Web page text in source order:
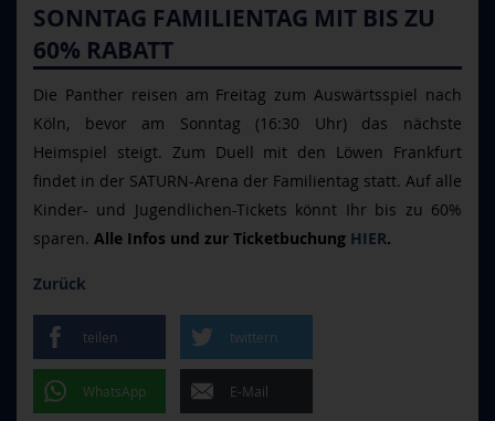
SONNTAG FAMILIENTAG MIT BIS ZU
60% RABATT
Die Panther reisen am Freitag zum Auswärtsspiel nach
Köln, bevor am Sonntag (16:30 Uhr) das nächste
Heimspiel steigt. Zum Duell mit den Löwen Frankfurt
findet in der SATURN-Arena der Familientag statt. Auf alle
Kinder- und Jugendlichen-Tickets könnt Ihr bis zu 60%
sparen. Alle Infos und zur Ticketbuchung HIER.
Zurück
teilen twittern
WhatsApp E-Mail